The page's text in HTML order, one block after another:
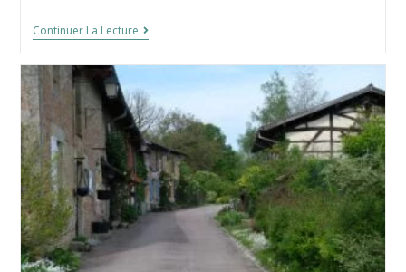
Continuer La LectureVerdun :
La
Qui
Décida
Du
Sort
De
L’Europe